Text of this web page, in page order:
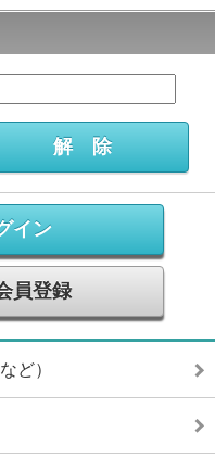
イン
員登録
ど）